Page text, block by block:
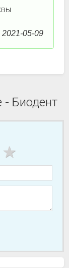
2021-05-09
- Биодент